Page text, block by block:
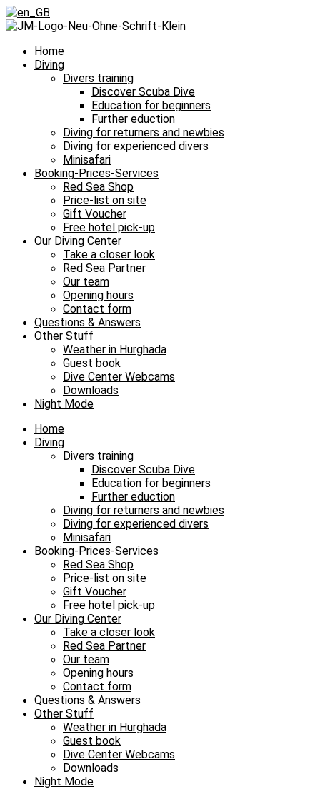
Home
Diving
Divers training
Discover Scuba Dive
Education for beginners
Further eduction
Diving for returners and newbies
Diving for experienced divers
Minisafari
Booking-Prices-Services
Red Sea Shop
Price-list on site
Gift Voucher
Free hotel pick-up
Our Diving Center
Take a closer look
Red Sea Partner
Our team
Opening hours
Contact form
Questions & Answers
Other Stuff
Weather in Hurghada
Guest book
Dive Center Webcams
Downloads
Night Mode
Home
Diving
Divers training
Discover Scuba Dive
Education for beginners
Further eduction
Diving for returners and newbies
Diving for experienced divers
Minisafari
Booking-Prices-Services
Red Sea Shop
Price-list on site
Gift Voucher
Free hotel pick-up
Our Diving Center
Take a closer look
Red Sea Partner
Our team
Opening hours
Contact form
Questions & Answers
Other Stuff
Weather in Hurghada
Guest book
Dive Center Webcams
Downloads
Night Mode